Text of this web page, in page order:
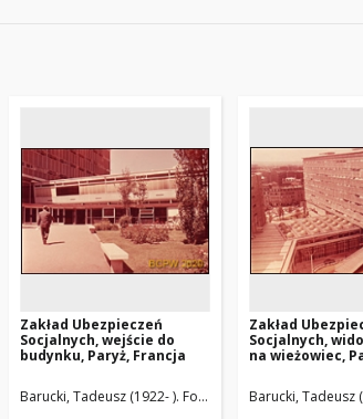
Zakład Ubezpieczeń
Socjalnych, wejście do
budynku, Paryż, Francja
Barucki, Tadeusz (1922- ). Fotograf
Zakład
Socjalnych,
na wieżowiec,
Barucki, Tadeusz